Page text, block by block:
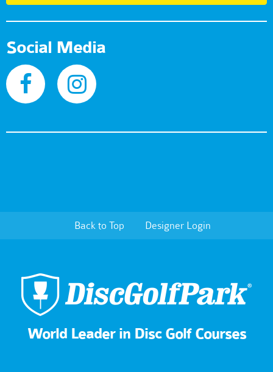
Social Media
Back to Top Designer Login
World Leader in Disc Golf Courses